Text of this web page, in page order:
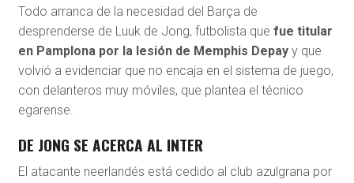
Todo arranca de la necesidad del Barça de
desprenderse de Luuk de Jong, futbolista que fue titular
en Pamplona por la lesión de Memphis Depayy que
volvió a evidenciar que no encaja en el sistema de juego,
con delanteros muy móviles, que plantea el técnico
egarense.
DE JONG SE ACERCA AL INTER
El atacante neerlandés está cedido al club azulgrana por